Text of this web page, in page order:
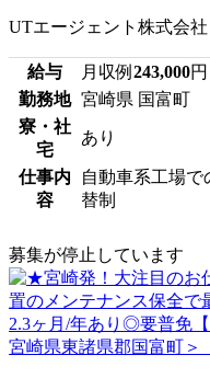
UTエージェント株式会社
給与 月収例 243,000円
勤務地 宮崎県 国富町
寮・社
宅
あり
仕事内
容
自動車系工場
替制
募集が停止しています